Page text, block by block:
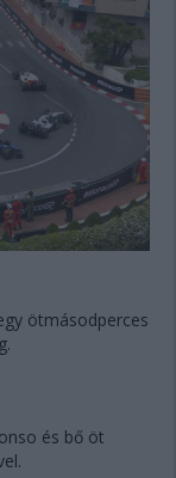
ötmásodperces
és bő öt